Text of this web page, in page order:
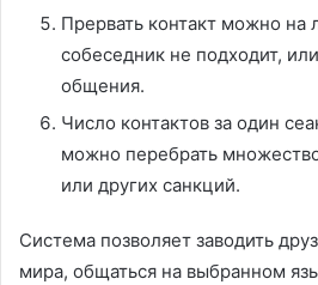
Прервать контакт можно на
собеседник не подходит,
общения.
Число контактов за один
можно перебрать
или других санкций.
Система позволяет заводить
мира, общаться на выбранном